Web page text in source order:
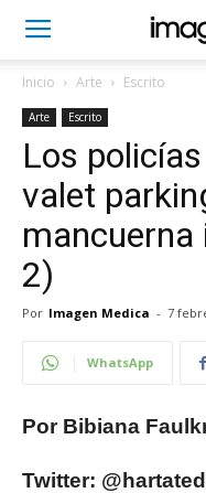
Inicio Arte Escrito
Arte Escrito
Los
valet
2)
Por Imagen Medica - 7
WhatsApp
Por Bibiana
Twitter: